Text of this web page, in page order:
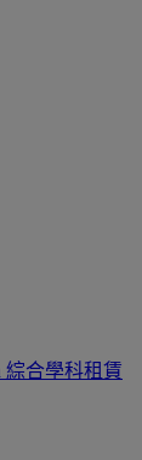
綜合學科租賃